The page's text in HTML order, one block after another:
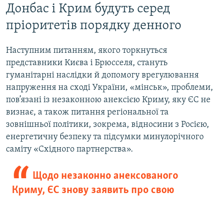
Донбас і Крим будуть серед
пріоритетів порядку денного
Наступним питанням, якого торкнуться
представники Києва і Брюсселя, стануть
гуманітарні наслідки й допомогу врегулювання
напруження на сході України, «мінськ», проблеми,
пов’язані із незаконною анексією Криму, яку ЄС не
визнає, а також питання регіональної та
зовнішньої політики, зокрема, відносини з Росією,
енергетичну безпеку та підсумки минулорічного
саміту «Східного партнерства».
Щодо незаконно анексованого
Криму, ЄС знову заявить про свою